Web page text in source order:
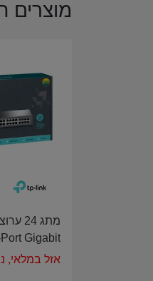
מוצרים
Gigabit
Switch TL-
אזל במלאי,